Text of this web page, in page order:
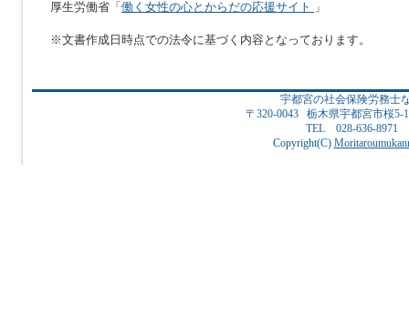
厚生労働省「 働く女性の心とからだの応援サイト 」
※文書作成日時点での法令に基づく内容となっております。
宇都宮の社会保険労務士
〒320-0043 栃木県宇都宮市桜
TEL 028-636-8971
Copyright(C)